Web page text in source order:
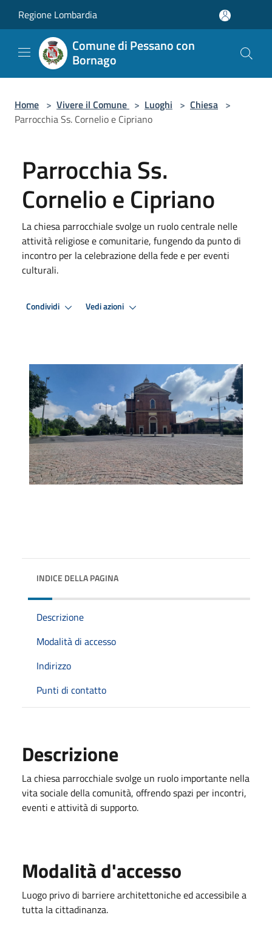
Regione Lombardia
Comune di Pessano con
Bornago
Home > Vivere il Comune > Luoghi > Chiesa >
Parrocchia Ss. Cornelio e Cipriano
Parrocchia Ss.
Cornelio e Cipriano
La chiesa parrocchiale svolge un ruolo centrale nelle
attività religiose e comunitarie, fungendo da punto di
incontro per la celebrazione della fede e per eventi
culturali.
Condividi Vedi azioni
INDICE DELLA PAGINA
Descrizione
Modalità di accesso
Indirizzo
Punti di contatto
Descrizione
La chiesa parrocchiale svolge un ruolo importante nella
vita sociale della comunità, offrendo spazi per incontri,
eventi e attività di supporto.
Modalità d'accesso
Luogo privo di barriere architettoniche ed accessibile a
tutta la cittadinanza.